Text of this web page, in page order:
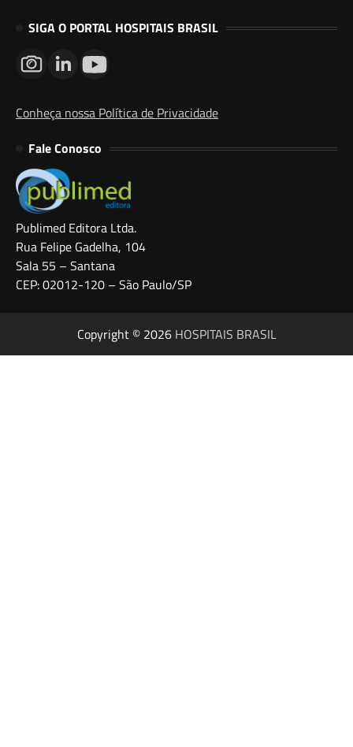
SIGA O PORTAL HOSPITAIS BRASIL
Conheça nossa Política de Privacidade
Fale Conosco
Publimed Editora Ltda.
Rua Felipe Gadelha, 104
Sala 55 – Santana
CEP: 02012-120 – São Paulo/SP
Copyright © 2026 HOSPITAIS BRASIL